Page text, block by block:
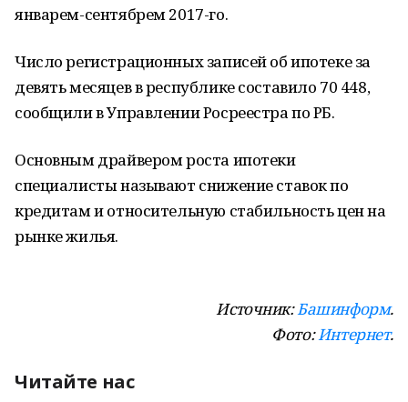
январем-сентябрем 2017-го.
Число регистрационных записей об ипотеке за
девять месяцев в республике составило 70 448,
сообщили в Управлении Росреестра по РБ.
Основным драйвером роста ипотеки
специалисты называют снижение ставок по
кредитам и относительную стабильность цен на
рынке жилья.
Источник:Башинформ.
Фото:Интернет.
Читайте нас